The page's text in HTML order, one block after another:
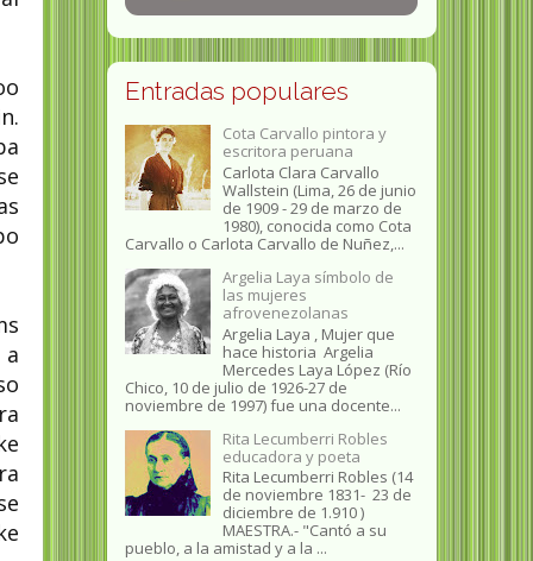
Entradas populares
Cota Carvallo pintora y
escritora peruana
Carlota Clara Carvallo
Wallstein (Lima, 26 de junio
de 1909 - 29 de marzo de
1980), conocida como Cota
Carvallo o Carlota Carvallo de Nuñez,...
Argelia Laya símbolo de
las mujeres
afrovenezolanas
Argelia Laya , Mujer que
hace historia Argelia
Mercedes Laya López (Río
Chico, 10 de julio de 1926-27 de
noviembre de 1997) fue una docente...
Rita Lecumberri Robles
educadora y poeta
Rita Lecumberri Robles (14
de noviembre 1831- 23 de
diciembre de 1.910 )
MAESTRA.- "Cantó a su
pueblo, a la amistad y a la ...